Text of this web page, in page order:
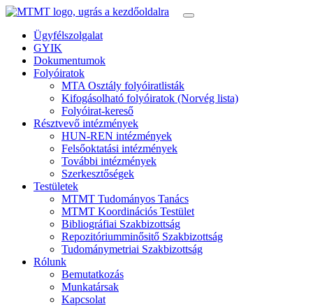
Ügyfélszolgalat
GYIK
Dokumentumok
Folyóiratok
MTA Osztály folyóiratlisták
Kifogásolható folyóiratok (Norvég lista)
Folyóirat-kereső
Résztvevő intézmények
HUN-REN intézmények
Felsőoktatási intézmények
További intézmények
Szerkesztőségek
Testületek
MTMT Tudományos Tanács
MTMT Koordinációs Testület
Bibliográfiai Szakbizottság
Repozitóriumminősitő Szakbizottság
Tudománymetriai Szakbizottság
Rólunk
Bemutatkozás
Munkatársak
Kapcsolat